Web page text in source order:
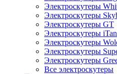
Электроскутеры
Электроскутеры
Электроскутеры GT
Электроскутеры
Электроскутеры
Электроскутеры
Электроскутеры
Все электроскутеры